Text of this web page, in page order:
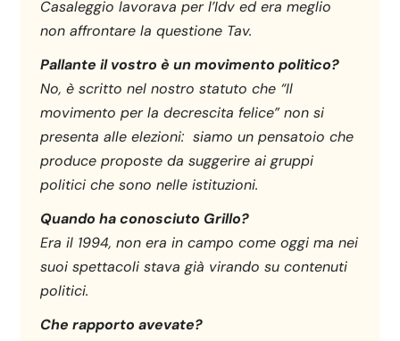
Casaleggio lavorava per l’Idv ed era meglio
non affrontare la questione Tav.
Pallante il vostro è un movimento politico?
No, è scritto nel nostro statuto che “Il
movimento per la decrescita felice” non si
presenta alle elezioni: siamo un pensatoio che
produce proposte da suggerire ai gruppi
politici che sono nelle istituzioni.
Quando ha conosciuto Grillo?
Era il 1994, non era in campo come oggi ma nei
suoi spettacoli stava già virando su contenuti
politici.
Che rapporto avevate?